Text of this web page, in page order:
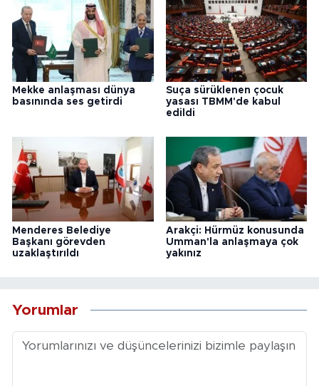
Mekke anlaşması dünya
basınında ses getirdi
Suça sürüklenen çocuk
yasası TBMM'de kabul
edildi
Menderes Belediye
Başkanı görevden
uzaklaştırıldı
Arakçi: Hürmüz konusunda
Umman'la anlaşmaya çok
yakınız
Yorumlar